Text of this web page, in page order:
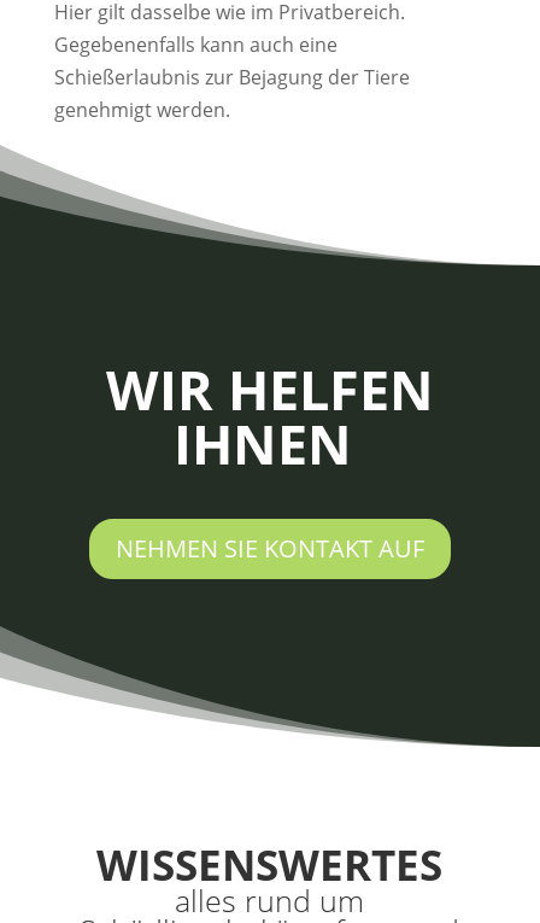
Hier gilt dasselbe wie im Privatbereich.
Gegebenenfalls kann auch eine
Schießerlaubnis zur Bejagung der Tiere
genehmigt werden.
WIR HELFEN
IHNEN
NEHMEN SIE KONTAKT AUF
WISSENSWERTES
alles rund um